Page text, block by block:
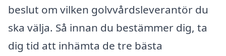
beslut om vilken golvvårdsleverantör du
ska välja. Så innan du bestämmer dig, ta
dig tid att in­hämta de tre bästa